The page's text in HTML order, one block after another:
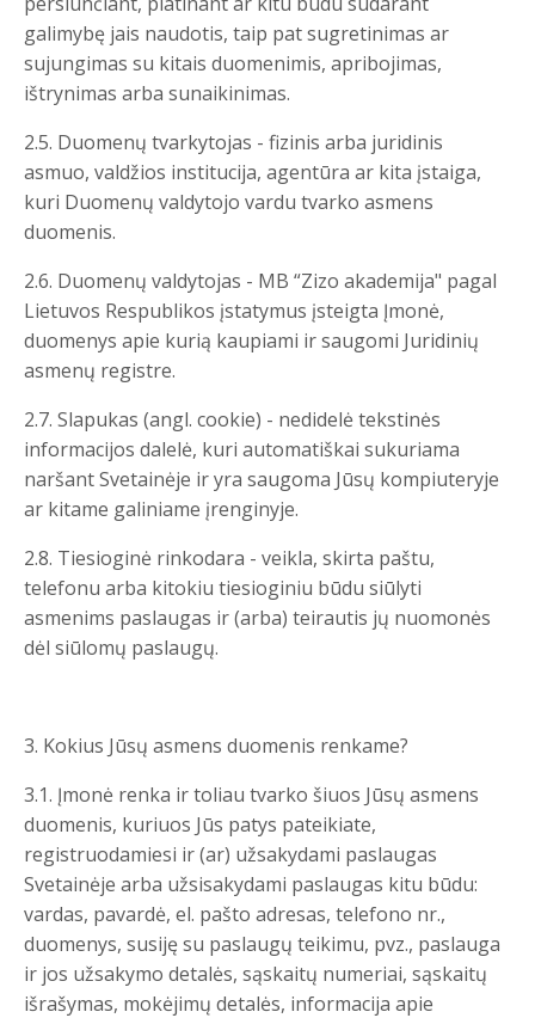
galimybę jais naudotis, taip pat sugretinimas ar
sujungimas su kitais duomenimis, apribojimas,
ištrynimas arba sunaikinimas.
2.5. Duomenų tvarkytojas - fizinis arba juridinis
asmuo, valdžios institucija, agentūra ar kita įstaiga,
kuri Duomenų valdytojo vardu tvarko asmens
duomenis.
2.6. Duomenų valdytojas - MB “Zizo akademija" pagal
Lietuvos Respublikos įstatymus įsteigta Įmonė,
duomenys apie kurią kaupiami ir saugomi Juridinių
asmenų registre.
2.7. Slapukas (angl. cookie) - nedidelė tekstinės
informacijos dalelė, kuri automatiškai sukuriama
naršant Svetainėje ir yra saugoma Jūsų kompiuteryje
ar kitame galiniame įrenginyje.
2.8. Tiesioginė rinkodara - veikla, skirta paštu,
telefonu arba kitokiu tiesioginiu būdu siūlyti
asmenims paslaugas ir (arba) teirautis jų nuomonės
dėl siūlomų paslaugų.
3. Kokius Jūsų asmens duomenis renkame?
3.1. Įmonė renka ir toliau tvarko šiuos Jūsų asmens
duomenis, kuriuos Jūs patys pateikiate,
registruodamiesi ir (ar) užsakydami paslaugas
Svetainėje arba užsisakydami paslaugas kitu būdu:
vardas, pavardė, el. pašto adresas, telefono nr.,
duomenys, susiję su paslaugų teikimu, pvz., paslauga
ir jos užsakymo detalės, sąskaitų numeriai, sąskaitų
išrašymas, mokėjimų detalės, informacija apie